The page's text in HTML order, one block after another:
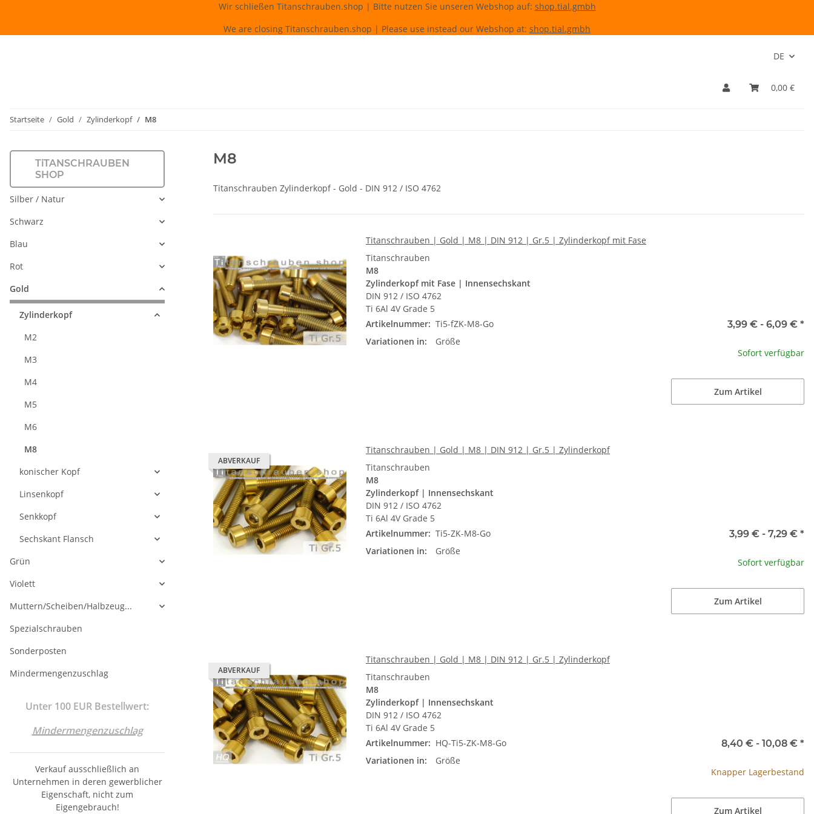
Wir schließen Titanschrauben.shop | Bitte nutzen Sie unseren Webshop auf: shop.tial.gmbh
We are closing Titanschrauben.shop | Please use instead our Webshop at: shop.tial.gmbh
DE
0,00 €
Startseite Gold Zylinderkopf M8
M8
Titanschrauben Zylinderkopf - Gold - DIN 912 / ISO 4762
Titanschrauben | Gold | M8 | DIN 912 | Gr.5 | Zylinderkopf mit Fase
Titanschrauben
M8
Zylinderkopf mit Fase | Innensechskant
DIN 912 / ISO 4762
Ti 6Al 4V Grade 5
Artikelnummer: Ti5-fZK-M8-Go
Variationen in:
Größe
3,99 € - 6,09 € *
Sofort verfügbar
Zum Artikel
ABVERKAUF
Titanschrauben | Gold | M8 | DIN 912 | Gr.5 | Zylinderkopf
Titanschrauben
M8
Zylinderkopf | Innensechskant
DIN 912 / ISO 4762
Ti 6Al 4V Grade 5
Artikelnummer: Ti5-ZK-M8-Go
Variationen in:
Größe
3,99 € - 7,29 € *
Sofort verfügbar
Zum Artikel
ABVERKAUF
Titanschrauben | Gold | M8 | DIN 912 | Gr.5 | Zylinderkopf
Titanschrauben
M8
Zylinderkopf | Innensechskant
DIN 912 / ISO 4762
Ti 6Al 4V Grade 5
Artikelnummer: HQ-Ti5-ZK-M8-Go
Variationen in:
Größe
8,40 € - 10,08 € *
Knapper Lagerbestand
Zum Artikel
TiTANSCHRAUBEN
SHOP
Silber / Natur
Schwarz
Blau
Rot
Gold
Zylinderkopf
M2
M3
M4
M5
M6
M8
konischer Kopf
Linsenkopf
Senkkopf
Sechskant Flansch
Grün
Violett
Muttern/Scheiben/Halbzeug...
Spezialschrauben
Sonderposten
Mindermengenzuschlag
Unter 100 EUR Bestellwert:
Mindermengenzuschlag
Verkauf ausschließlich an
Unternehmen in deren gewerblicher
Eigenschaft, nicht zum
Eigengebrauch!